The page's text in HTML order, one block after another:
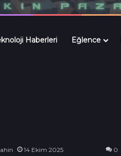
Haberleri Eğlence
14 Ekim 2025 0